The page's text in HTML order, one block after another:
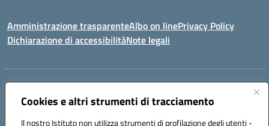
Cookies e altri strumenti di tracciamento
Il nostro Istituto non utilizza strumenti di profilazione degli utenti -
Amministrazione trasparenteAlbo on linePrivacy Policy
Dichiarazione di accessibilitàNote legali
Indirizzo:
Centralino:078170786 Email:caic875002@istruzione.it